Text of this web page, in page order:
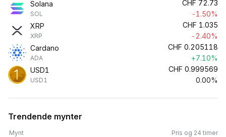
Solana
SOL
CHF 72.73
-1.50%
XRP
XRP
CHF 1.035
-2.40%
Cardano
ADA
CHF 0.205118
+7.10%
USD1
USD1
CHF 0.999569
0.00%
Trendende mynter
Mynt Pris og 24 timer